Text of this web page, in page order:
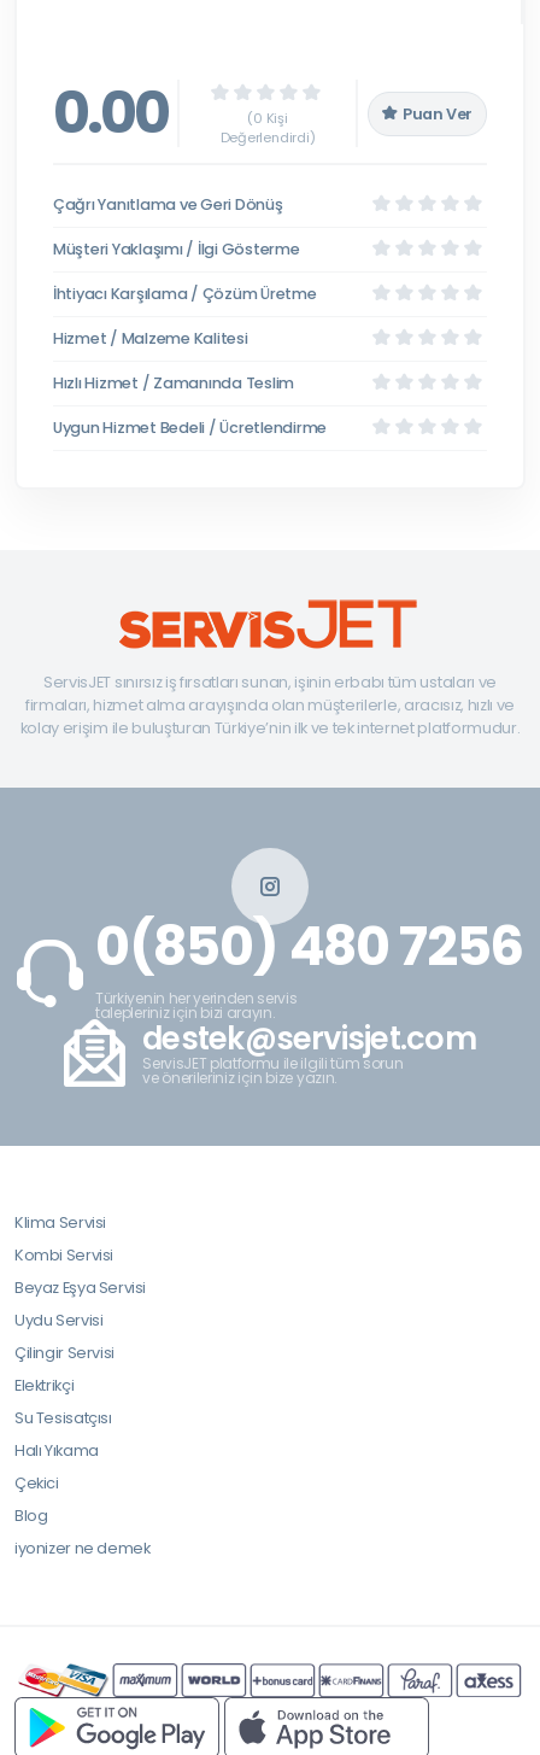
0.00
(0 Kişi
Değerlendirdi)
Puan Ver
Çağrı Yanıtlama ve Geri Dönüş
Müşteri Yaklaşımı / İlgi Gösterme
İhtiyacı Karşılama / Çözüm Üretme
Hizmet / Malzeme Kalitesi
Hızlı Hizmet / Zamanında Teslim
Uygun Hizmet Bedeli / Ücretlendirme
ServisJET sınırsız iş fırsatları sunan, işinin erbabı tüm ustaları ve
firmaları, hizmet alma arayışında olan müşterilerle, aracısız, hızlı ve
kolay erişim ile buluşturan Türkiye’nin ilk ve tek internet platformudur.
0(850) 480 7256
Türkiyenin her yerinden servis
talepleriniz için bizi arayın.
destek@servisjet.com
ServisJET platformu ile ilgili tüm sorun
ve önerileriniz için bize yazın.
Klima Servisi
Kombi Servisi
Beyaz Eşya Servisi
Uydu Servisi
Çilingir Servisi
Elektrikçi
Su Tesisatçısı
Halı Yıkama
Çekici
Blog
iyonizer ne demek